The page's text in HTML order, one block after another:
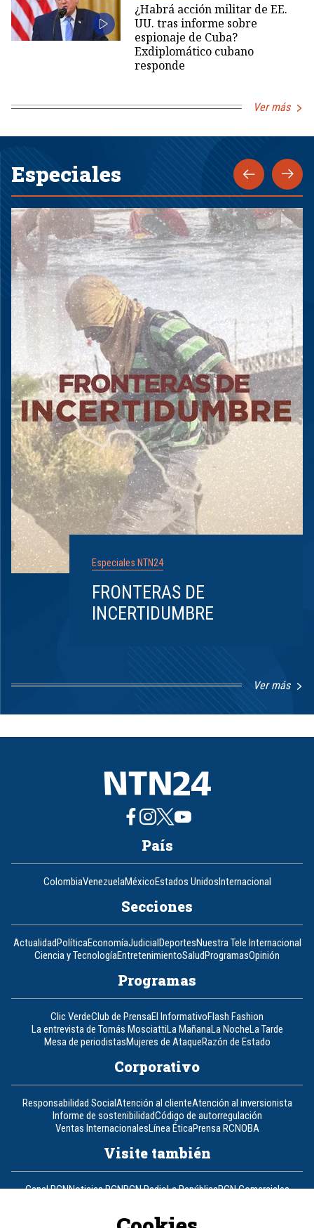
¿Habrá acción militar de EE.
UU. tras informe sobre
espionaje de Cuba?
Exdiplomático cubano
responde
Ver más
Especiales
Especiales NTN24
FRONTERAS DE
INCERTIDUMBRE
Ver más
8
País
ColombiaVenezuelaMéxicoEstados UnidosInternacional
Secciones
ActualidadPolíticaEconomíaJudicialDeportesNuestra Tele Internacional
Ciencia y TecnologíaEntretenimientoSaludProgramasOpinión
Programas
Clic VerdeClub de PrensaEl InformativoFlash Fashion
La entrevista de Tomás MosciattiLa MañanaLa NocheLa Tarde
Mesa de periodistasMujeres de AtaqueRazón de Estado
Corporativo
Responsabilidad SocialAtención al clienteAtención al inversionista
Informe de sostenibilidadCódigo de autorregulación
Ventas InternacionalesLínea ÉticaPrensa RCNOBA
Visite también
Canal RCNNoticias RCNRCN RadioLa RepúblicaRCN Comerciales
Un producto de RCN Televisión